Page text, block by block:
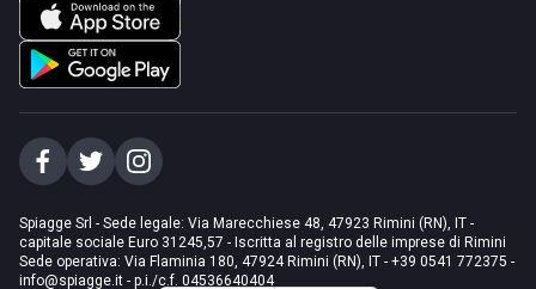
Spiagge Srl - Sede legale: Via Marecchiese 48, 47923 Rimini (RN), IT -
capitale sociale Euro 31245,57 - Iscritta al registro delle imprese di Rimini
Sede operativa: Via Flaminia 180, 47924 Rimini (RN), IT - +39 0541 772375 -
info@spiagge.it - p.i./c.f. 04536640404